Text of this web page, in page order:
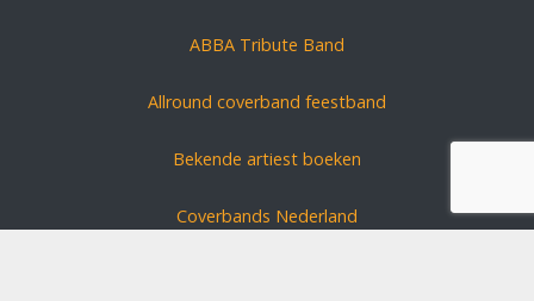
ABBA Tribute Band
Allround coverband feestband
Bekende artiest boeken
Coverbands Nederland